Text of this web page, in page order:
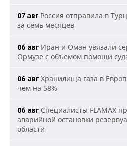
07 авг Россия отправила в
за семь месяцев
06 авг Иран и Оман увязали
Ормузе с объемом помощи
06 авг Хранилища газа в
чем на 58%
06 авг Специалисты FLAMAX
аварийной остановки
области